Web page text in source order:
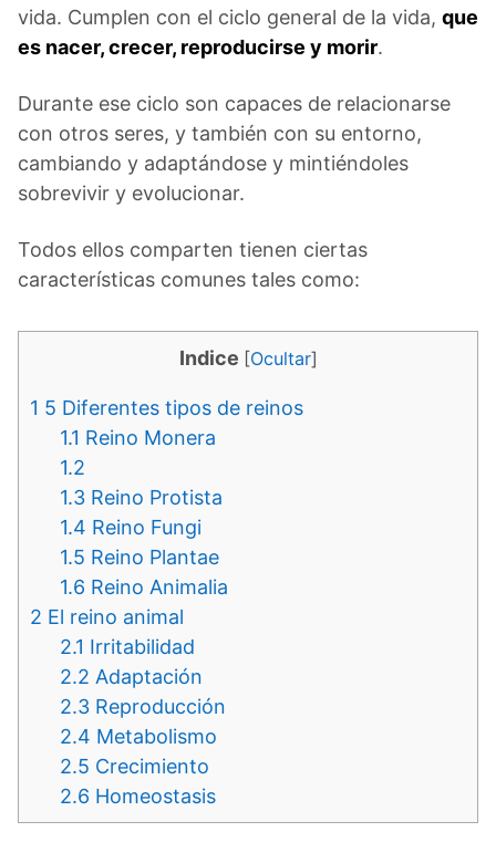
vida. Cumplen con el ciclo general de la vida, que
es nacer, crecer, reproducirse y morir.
Durante ese ciclo son capaces de relacionarse
con otros seres, y también con su entorno,
cambiando y adaptándose y mintiéndoles
sobrevivir y evolucionar.
Todos ellos comparten tienen ciertas
características comunes tales como:
Indice [Ocultar]
1 5 Diferentes tipos de reinos
1.1 Reino Monera
1.2
1.3 Reino Protista
1.4 Reino Fungi
1.5 Reino Plantae
1.6 Reino Animalia
2 El reino animal
2.1 Irritabilidad
2.2 Adaptación
2.3 Reproducción
2.4 Metabolismo
2.5 Crecimiento
2.6 Homeostasis